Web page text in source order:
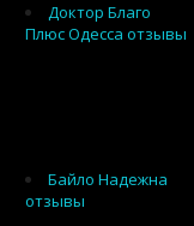
Доктор Благо
Плюс Одесса отзывы
Байло Надежна
отзывы